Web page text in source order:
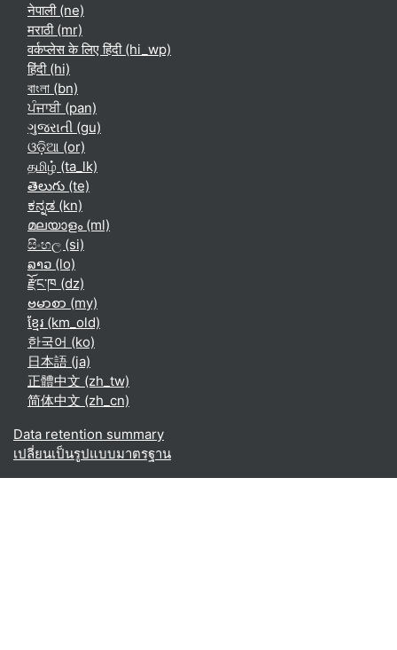
नेपाली ‎(ne)‎
मराठी ‎(mr)‎
वर्कप्लेस के लिए हिंदी ‎(hi_wp)‎
हिंदी ‎(hi)‎
বাংলা ‎(bn)‎
ਪੰਜਾਬੀ ‎(pan)‎
ગુજરાતી ‎(gu)‎
ଓଡ଼ିଆ ‎(or)‎
தமிழ் ‎(ta_lk)‎
తెలుగు ‎(te)‎
ಕನ್ನಡ ‎(kn)‎
മലയാളം ‎(ml)‎
සිංහල ‎(si)‎
ລາວ ‎(lo)‎
རྫོང་ཁ ‎(dz)‎
ဗမာစာ ‎(my)‎
ខ្មែរ ‎(km_old)‎
한국어 ‎(ko)‎
日本語 ‎(ja)‎
正體中文 ‎(zh_tw)‎
简体中文 ‎(zh_cn)‎
Data retention summary
เปลี่ยนเป็นรูปแบบมาตรฐาน